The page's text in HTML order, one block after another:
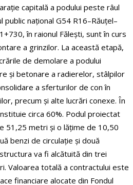
capitală a podului peste râul
public național G54 R16–Răuțel–
în raionul Fălești, sunt în curs
a grinzilor. La această etapă,
de demolare a podului
și betonare a radierelor, stâlpilor
a sferturilor de con în
precum și alte lucrări conexe. În
circa 60%. Podul proiectat
51,25 metri și o lățime de 10,50
benzi de circulație și două
va fi alcătuită din trei
Valoarea totală a contractului este
financiare alocate din Fondul